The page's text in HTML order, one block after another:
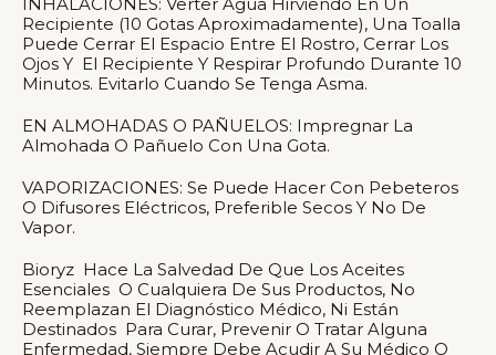
Recipiente (10 Gotas Aproximadamente), Una Toalla
Puede Cerrar El Espacio Entre El Rostro, Cerrar Los
Ojos Y El Recipiente Y Respirar Profundo Durante 10
Minutos. Evitarlo Cuando Se Tenga Asma.
EN ALMOHADAS O PAÑUELOS: Impregnar La
Almohada O Pañuelo Con Una Gota.
VAPORIZACIONES: Se Puede Hacer Con Pebeteros
O Difusores Eléctricos, Preferible Secos Y No De
Vapor.
Bioryz Hace La Salvedad De Que Los Aceites
Esenciales O Cualquiera De Sus Productos, No
Reemplazan El Diagnóstico Médico, Ni Están
Destinados Para Curar, Prevenir O Tratar Alguna
Enfermedad, Siempre Debe Acudir A Su Médico O